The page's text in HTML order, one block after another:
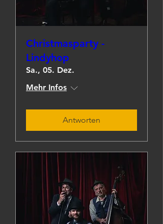
Christmasparty -
Lindyhop
Sa., 05. Dez.
Mehr Infos
Antworten